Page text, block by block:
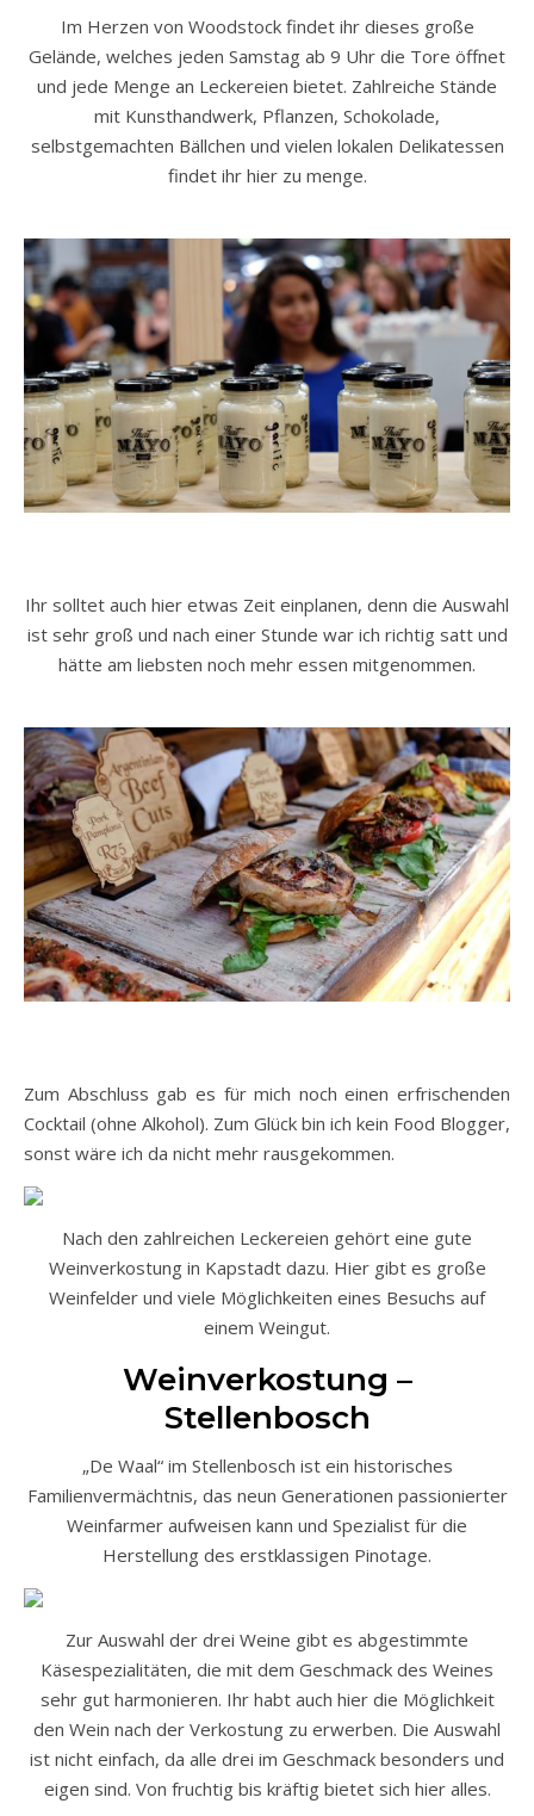
Im Herzen von Woodstock findet ihr dieses große
Gelände, welches jeden Samstag ab 9 Uhr die Tore öffnet
und jede Menge an Leckereien bietet. Zahlreiche Stände
mit Kunsthandwerk, Pflanzen, Schokolade,
selbstgemachten Bällchen und vielen lokalen Delikatessen
findet ihr hier zu menge.
Ihr solltet auch hier etwas Zeit einplanen, denn die Auswahl
ist sehr groß und nach einer Stunde war ich richtig satt und
hätte am liebsten noch mehr essen mitgenommen.
Zum Abschluss gab es für mich noch einen erfrischenden
Cocktail (ohne Alkohol). Zum Glück bin ich kein Food Blogger,
sonst wäre ich da nicht mehr rausgekommen.
Nach den zahlreichen Leckereien gehört eine gute
Weinverkostung in Kapstadt dazu. Hier gibt es große
Weinfelder und viele Möglichkeiten eines Besuchs auf
einem Weingut.
Weinverkostung –
Stellenbosch
„De Waal“ im Stellenbosch ist ein historisches
Familienvermächtnis, das neun Generationen passionierter
Weinfarmer aufweisen kann und Spezialist für die
Herstellung des erstklassigen Pinotage.
Zur Auswahl der drei Weine gibt es abgestimmte
Käsespezialitäten, die mit dem Geschmack des Weines
sehr gut harmonieren. Ihr habt auch hier die Möglichkeit
den Wein nach der Verkostung zu erwerben. Die Auswahl
ist nicht einfach, da alle drei im Geschmack besonders und
eigen sind. Von fruchtig bis kräftig bietet sich hier alles.